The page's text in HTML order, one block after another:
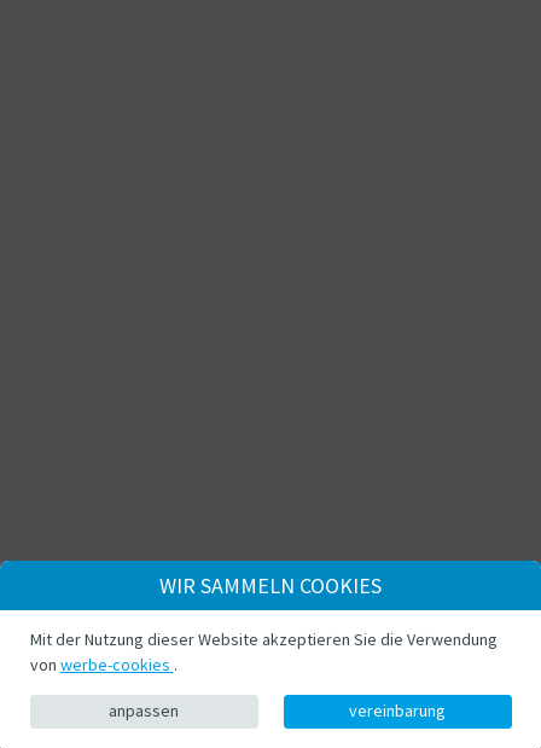
WIR SAMMELN COOKIES
Mit der Nutzung dieser Website akzeptieren Sie die Verwendung
von werbe-cookies .
anpassen vereinbarung